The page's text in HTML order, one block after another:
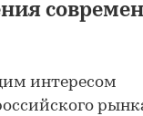
интересом